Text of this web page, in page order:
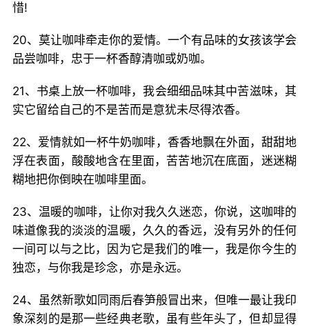
惜!
20、莫让咖啡牵走你的爱情。一个有品味的女孩该学会
品尝咖啡，忠于一杯香醇清咖或奶咖。
21、书桌上放一杯咖啡，我会细细品味其中苦滋味，其
实它留给自己的不是苦而是意犹未尽得浓香。
22、爱情就如一杯牛奶咖啡，香香地飘在外面，甜甜地
浮在表面，酸酸地含在里面，苦苦地沉在底面，迷迷糊
糊地把你倒映在咖啡里面。
23、温暖的咖啡，让你对我久久迷恋，你说，这咖啡的
味道像我的淡淡的温暖，久久的香远，没有另外的任何
一间可以与之比，因为它是我们的唯一，我是你今生的
独恋，与你我是珍念，亦是永远。
24、虽然新歌如同雨后春笋般冒出来，但唯一最让我印
象深刻的是那一些经典老歌，虽有些年头了，但却显得